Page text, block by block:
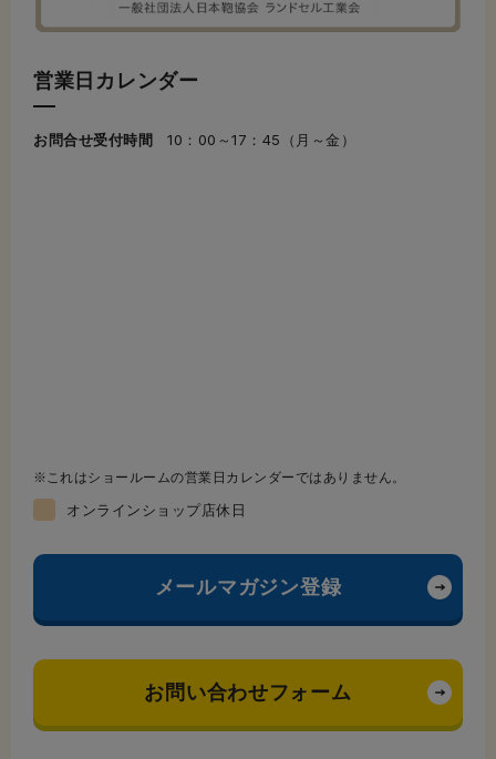
営業日カレンダー
お問合せ受付時間 10：00～17：45（月～金）
これはショールームの営業日カレンダーではありません。
オンラインショップ店休日
メールマガジン登録
お問い合わせフォーム